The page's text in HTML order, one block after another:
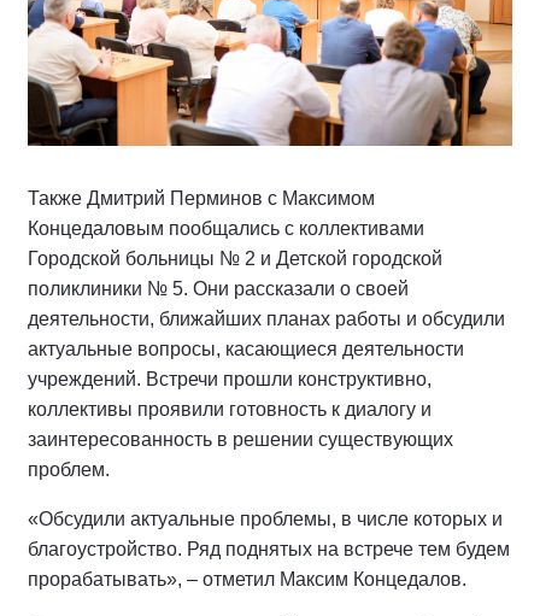
Также Дмитрий Перминов с Максимом
Концедаловым пообщались с коллективами
Городской больницы № 2 и Детской городской
поликлиники № 5. Они рассказали о своей
деятельности, ближайших планах работы и обсудили
актуальные вопросы, касающиеся деятельности
учреждений. Встречи прошли конструктивно,
коллективы проявили готовность к диалогу и
заинтересованность в решении существующих
проблем.
«Обсудили актуальные проблемы, в числе которых и
благоустройство. Ряд поднятых на встрече тем будем
прорабатывать», – отметил Максим Концедалов.